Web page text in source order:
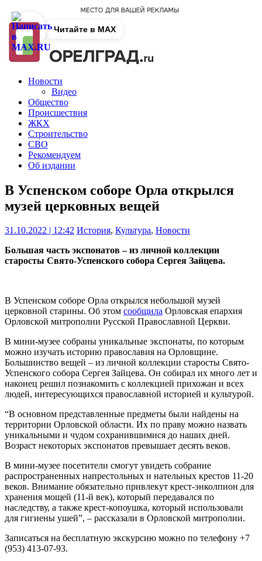
Новости
Видео
Общество
Происшествия
ЖКХ
Строительство
СВО
Рекомендуем
Об издании
В Успенском соборе Орла открылся
музей церковных вещей
31.10.2022 | 12:42 История, Культура, Новости
Большая часть экспонатов – из личной коллекции
старосты Свято-Успенского собора Сергея Зайцева.
В Успенском соборе Орла открылся небольшой музей
церковной старины. Об этом сообщила Орловская епархия
Орловской митрополии Русской Православной Церкви.
В мини-музее собраны уникальные экспонаты, по которым
можно изучать историю православия на Орловщине.
Большинство вещей – из личной коллекции старосты Свято-
Успенского собора Сергея Зайцева. Он собирал их много лет и
наконец решил познакомить с коллекцией прихожан и всех
людей, интересующихся православной историей и культурой.
“В основном представленные предметы были найдены на
территории Орловской области. Их по праву можно назвать
уникальными и чудом сохранившимися до наших дней.
Возраст некоторых экспонатов превышает десять веков.
В мини-музее посетители смогут увидеть собрание
распространенных напрестольных и нательных крестов 11-20
веков. Внимание обязательно привлекут крест-энколпион для
хранения мощей (11-й век), который передавался по
наследству, а также крест-копоушка, который использовали
для гигиены ушей”, – рассказали в Орловской митрополии.
Записаться на бесплатную экскурсию можно по телефону +7
(953) 413-07-93.
Читайте в MAX